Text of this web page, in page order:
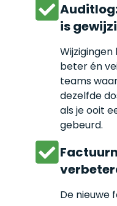
is
beter én
teams
dezelfde
als je ooit
gebeurd.
De nieuwe